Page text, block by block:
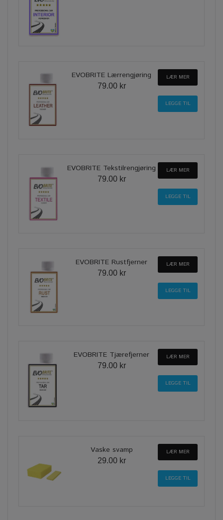
EVOBRITE Lærrengjøring
79.00 kr
LÆR MER
EVOBRITE Tekstilrengjøring
79.00 kr
LÆR MER
EVOBRITE Rustfjerner
79.00 kr
LÆR MER
EVOBRITE Tjærefjerner
79.00 kr
LÆR MER
Vaske svamp
29.00 kr
LÆR MER